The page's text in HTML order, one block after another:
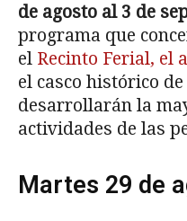
de agosto al 3 de
programa que
el Recinto Ferial, el
el casco histórico
desarrollarán la
actividades de las
Martes 29 de